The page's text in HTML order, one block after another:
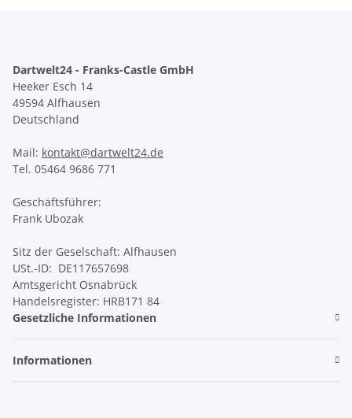
Dartwelt24 - Franks-Castle GmbH
Heeker Esch 14
49594 Alfhausen
Deutschland
Mail: kontakt@dartwelt24.de
Tel. 05464 9686 771
Geschäftsführer:
Frank Ubozak
Sitz der Geselschaft: Alfhausen
USt.-ID: DE117657698
Amtsgericht Osnabrück
Handelsregister: HRB171 84
Gesetzliche Informationen
Informationen